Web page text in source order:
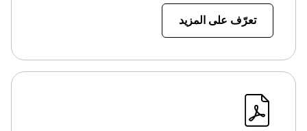
تعرّف على المزيد